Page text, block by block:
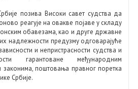
позива Високи савет судства да
реагује на овакве појаве у складу
обавезама, као и друге државне
надлежности предузму одговарајуће
и непристрасности судства и
гарантоване међународним
законима, поштовања правног поретка
Србије.